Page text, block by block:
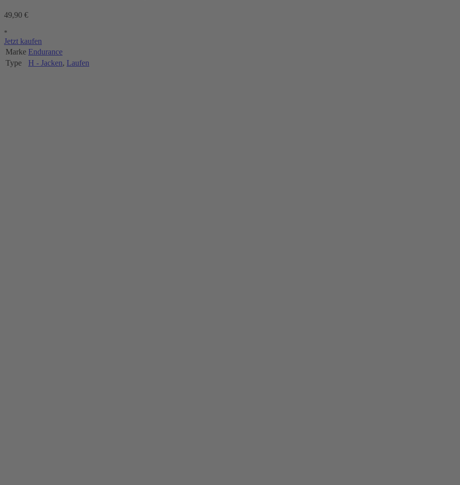
49,90 €
*
Jetzt kaufen
Marke Endurance
Type
H - Jacken, Laufen